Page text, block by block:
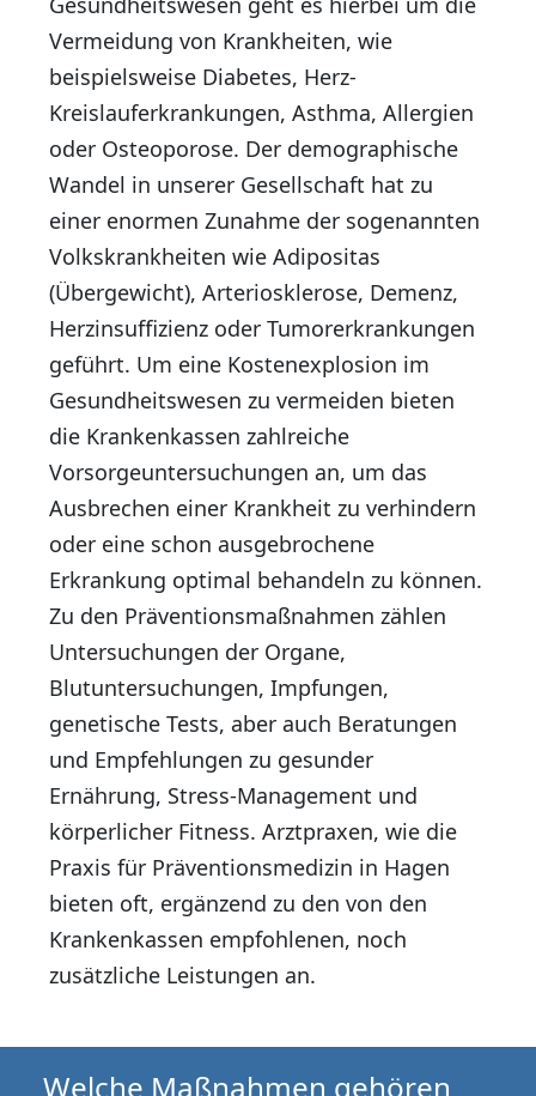
Vermeidung von Krankheiten, wie
beispielsweise Diabetes, Herz-
Kreislauferkrankungen, Asthma, Allergien
oder Osteoporose. Der demographische
Wandel in unserer Gesellschaft hat zu
einer enormen Zunahme der sogenannten
Volkskrankheiten wie Adipositas
(Übergewicht), Arteriosklerose, Demenz,
Herzinsuffizienz oder Tumorerkrankungen
geführt. Um eine Kostenexplosion im
Gesundheitswesen zu vermeiden bieten
die Krankenkassen zahlreiche
Vorsorgeuntersuchungen an, um das
Ausbrechen einer Krankheit zu verhindern
oder eine schon ausgebrochene
Erkrankung optimal behandeln zu können.
Zu den Präventionsmaßnahmen zählen
Untersuchungen der Organe,
Blutuntersuchungen, Impfungen,
genetische Tests, aber auch Beratungen
und Empfehlungen zu gesunder
Ernährung, Stress-Management und
körperlicher Fitness. Arztpraxen, wie die
Praxis für Präventionsmedizin in Hagen
bieten oft, ergänzend zu den von den
Krankenkassen empfohlenen, noch
zusätzliche Leistungen an.
Welche Maßnahmen gehören